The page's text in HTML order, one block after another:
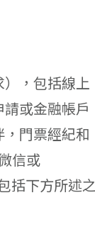
，包括線上
或金融帳戶
門票經紀和
信或
括下方所述之